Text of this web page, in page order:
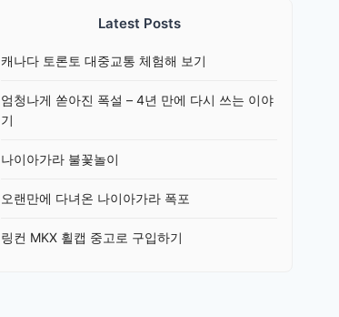
Latest Posts
캐나다 토론토 대중교통 체험해 보기
엄청나게 쏟아진 폭설 – 4년 만에 다시 쓰는 이야
기
나이아가라 불꽃놀이
오랜만에 다녀온 나이아가라 폭포
링컨 MKX 휠캡 중고로 구입하기